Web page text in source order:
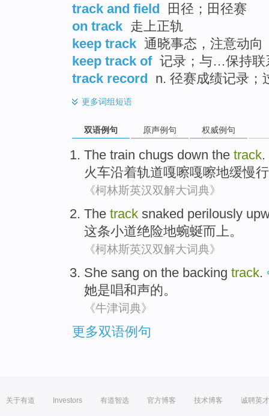
track and field
田径；田径赛
on track 走上正轨
keep track 通晓事态，注意动向
keep track of 记录；与…保持联
track record n. 径赛成绩记录；
更多词组短语
双语例句 原声例句 权威例句
The train chugs down the track.
火车沿着轨道嘎嚓嘎嚓地缓慢
《柯林斯英汉双解大词典》
The track snaked perilously
这条小道绝险地蜿蜒而上。
《柯林斯英汉双解大词典》
She sang on the backing track.
她是唱和声的。
《牛津词典》
更多双语例句
关于有道 Investors 有道智选 官方博客 技术博客 诚聘英才